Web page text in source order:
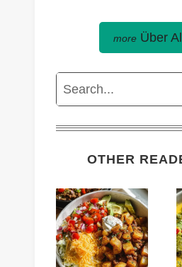
Über
Search
OTHER